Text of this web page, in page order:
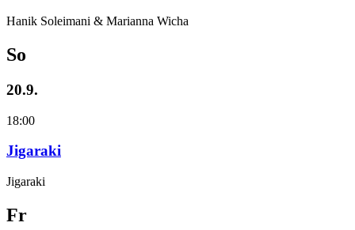
Hanik Soleimani & Marianna Wicha
So
20.9.
18:00
Jigaraki
Jigaraki
Fr